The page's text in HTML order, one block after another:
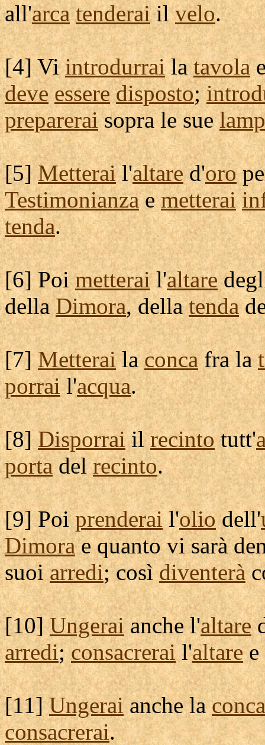
all'arca tenderaiilvelo.
[4] Viintrodurrailatavola
deve essere disposto;
prepareraisopra le sue
[5]Metterail'altared'oro
Testimonianzaemetterai
tenda.
[6] Poimetterail'altare
dellaDimora, dellatenda
[7]Metterailaconcafra la
porrail'acqua.
[8]Disporraiilrecintotutt'
portadelrecinto.
[9] Poiprenderail'oliodell'
Dimorae quanto vi sarà
suoiarredi; cosìdiventerà
[10]Ungeraianche l'altare
arredi;consacrerail'altaree
[11]Ungeraianche laconca
consacrerai.